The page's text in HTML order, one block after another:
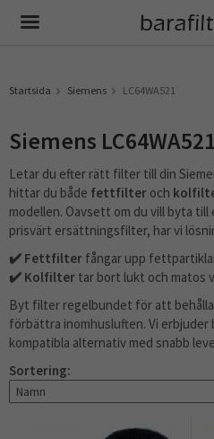
Startsida Siemens LC64WA521
Siemens LC64WA521
Letar du efter rätt filter till din
hittar du både fettfilter och
modellen. Oavsett om du vill byta
prisvärt ersättningsfilter, har vi
✔️ Fettfilter fångar upp
✔️ Kolfilter tar bort lukt och matos
Byt filter regelbundet för att
förbättra inomhusluften. Vi erbjuder
kompatibla alternativ med snabb
Sortering: